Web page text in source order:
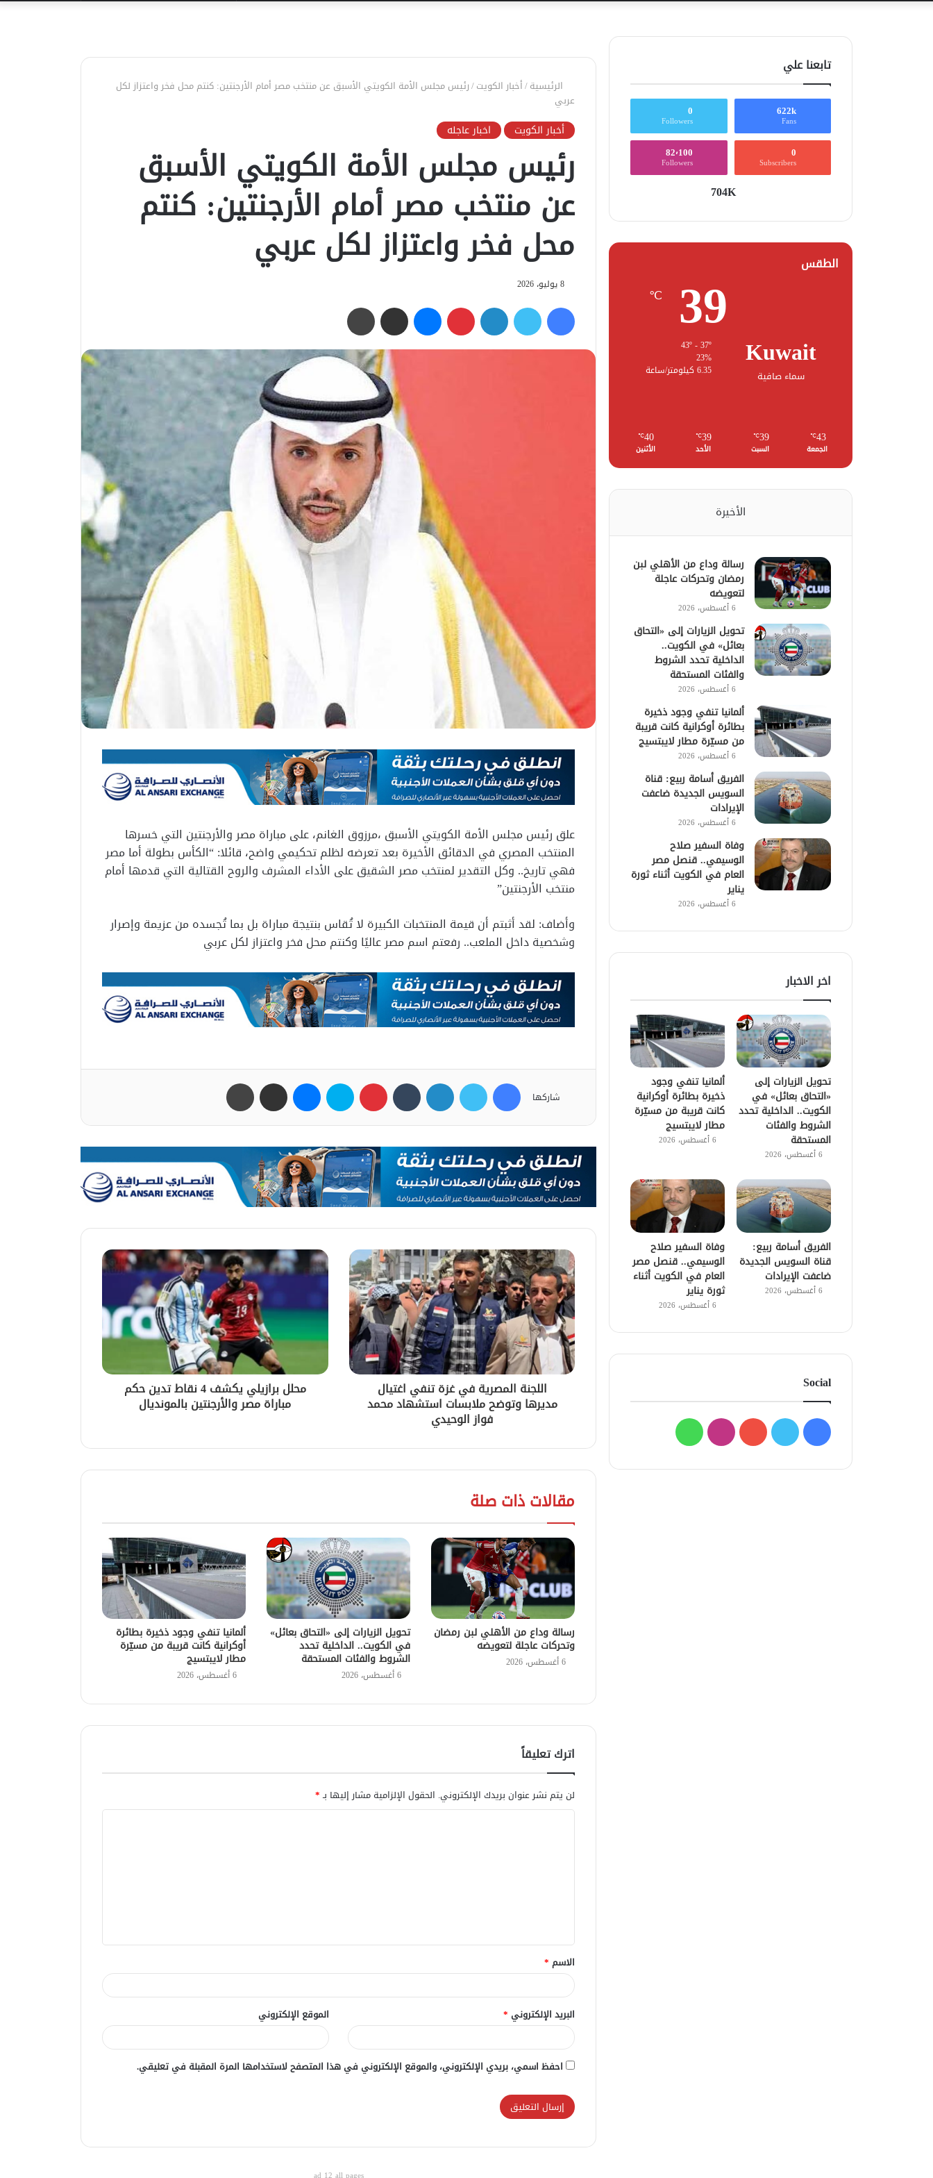
الرئيسية/أخبار الكويت/رئيس مجلس الأمة الكويتي الأسبق عن منتخب مصر أمام الأرجنتين: كنتم محل فخر واعتزاز لكل
عربي
أخبار الكويت اخبار عاجله
رئيس مجلس الأمة الكويتي الأسبق
عن منتخب مصر أمام الأرجنتين: كنتم
محل فخر واعتزاز لكل عربي
8 يوليو، 2026
فيسبوك تويتر لينكدإن بينتيريست ماسنجر مشاركة عبر البريد
علق رئيس مجلس الأمة الكويتي الأسبق ،مرزوق الغانم، على مباراة مصر والأرجنتين التي خسرها
المنتخب المصري في الدقائق الأخيرة بعد تعرضه لظلم تحكيمي واضح، قائلا: “الكأس بطولة أما مصر
فهي تاريخ.. وكل التقدير لمنتخب مصر الشقيق على الأداء المشرف والروح القتالية التي قدمها أمام
منتخب الأرجنتين”
وأضاف: لقد أثبتم أن قيمة المنتخبات الكبيرة لا تُقاس بنتيجة مباراة بل بما تُجسده من عزيمة وإصرار
وشخصية داخل الملعب.. رفعتم اسم مصر عاليًا وكنتم محل فخر واعتزاز لكل عربي
شاركها
فيسبوك تويتر لينكدإن بينتيريست سكايب ماسنجر مشاركة عبر البريد
اللجنة المصرية في غزة تنفي اغتيال
مديرها وتوضح ملابسات استشهاد محمد
فواز الوحيدي
محلل برازيلي يكشف 4 نقاط تدين حكم
مباراة مصر والأرجنتين بالمونديال
مقالات ذات صلة
رسالة وداع من الأهلي لبن رمضان
وتحركات عاجلة لتعويضه
6 أغسطس، 2026
تحويل الزيارات إلى «التحاق بعائل»
في الكويت.. الداخلية تحدد
الشروط والفئات المستحقة
6 أغسطس، 2026
ألمانيا تنفي وجود ذخيرة بطائرة
أوكرانية كانت قريبة من مسيّرة
مطار لايبتسيج
6 أغسطس، 2026
اترك تعليقاً
لن يتم نشر عنوان بريدك الإلكتروني. الحقول الإلزامية مشار إليها بـ*
ق
*
الاسم *
البريد الإلكتروني * الموقع الإلكتروني
احفظ اسمي، بريدي الإلكتروني، والموقع الإلكتروني في هذا المتصفح لاستخدامها المرة المقبلة في تعليقي.
تابعنا علي
622k
Fans
0
Followers
0
Subscribers
82٬100
Followers
704K
الطقس
Kuwait
سماء صافية
39
℃
43º - 37º
23%
6.35 كيلومتر/ساعة
43
℃
الجمعة
39
℃
السبت
39
℃
الأحد
40
℃
الأثنين
الأخيرة
رسالة وداع من الأهلي لبن
رمضان وتحركات عاجلة
لتعويضه
6 أغسطس، 2026
تحويل الزيارات إلى «التحاق
بعائل» في الكويت..
الداخلية تحدد الشروط
والفئات المستحقة
6 أغسطس، 2026
ألمانيا تنفي وجود ذخيرة
بطائرة أوكرانية كانت قريبة
من مسيّرة مطار لايبتسيج
6 أغسطس، 2026
الفريق أسامة ربيع: قناة
السويس الجديدة ضاعفت
الإيرادات
6 أغسطس، 2026
وفاة السفير صلاح
الوسيمي.. قنصل مصر
العام في الكويت أثناء ثورة
يناير
6 أغسطس، 2026
اخر الاخبار
تحويل الزيارات إلى
«التحاق بعائل» في
الكويت.. الداخلية تحدد
الشروط والفئات
المستحقة
6 أغسطس، 2026
ألمانيا تنفي وجود
ذخيرة بطائرة أوكرانية
كانت قريبة من مسيّرة
مطار لايبتسيج
6 أغسطس، 2026
الفريق أسامة ربيع:
قناة السويس الجديدة
ضاعفت الإيرادات
6 أغسطس، 2026
وفاة السفير صلاح
الوسيمي.. قنصل مصر
العام في الكويت أثناء
ثورة يناير
6 أغسطس، 2026
Social
فيسبوك
تويتر يوتيوبانستقرامواتساب